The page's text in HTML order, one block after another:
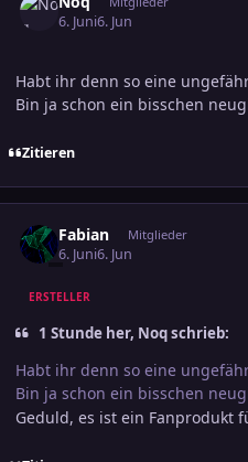
6. Juni6. Jun
Habt ihr denn so eine
Bin ja schon ein bisschen
Zitieren
Fabian Mitglieder
6. Juni6. Jun
ERSTELLER
1 Stunde her, Noq schrieb:
Habt ihr denn so eine
Bin ja schon ein bisschen
Geduld, es ist ein Fanprodukt